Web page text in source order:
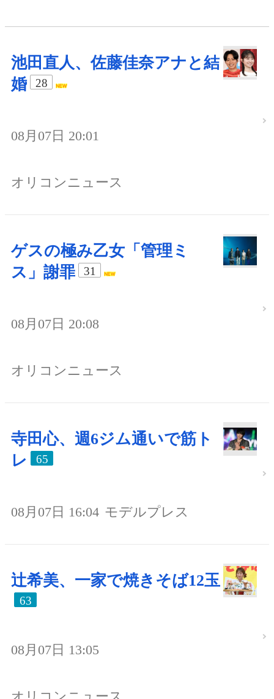
池田直人、佐藤佳奈アナと結
婚
28
08月07日 20:01
オリコンニュース
ゲスの極み乙女「管理ミ
ス」謝罪
31
08月07日 20:08
オリコンニュース
寺田心、週6ジム通いで筋ト
レ
65
08月07日 16:04 モデルプレス
辻希美、一家で焼きそば12玉
63
08月07日 13:05